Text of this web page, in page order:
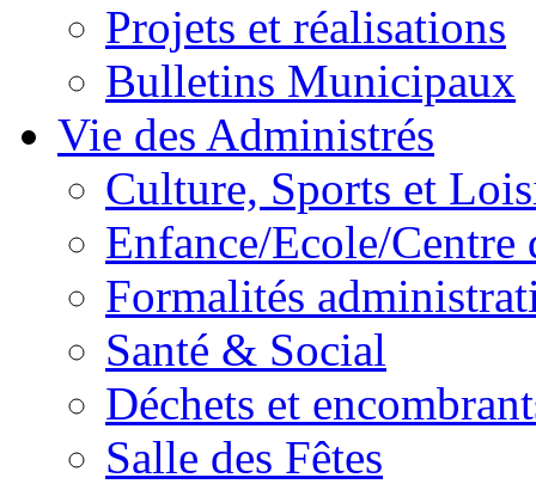
Projets et réalisations
Bulletins Municipaux
Vie des Administrés
Culture, Sports et
Enfance/Ecole/Centre
Formalités
Santé & Social
Déchets et
Salle des Fêtes